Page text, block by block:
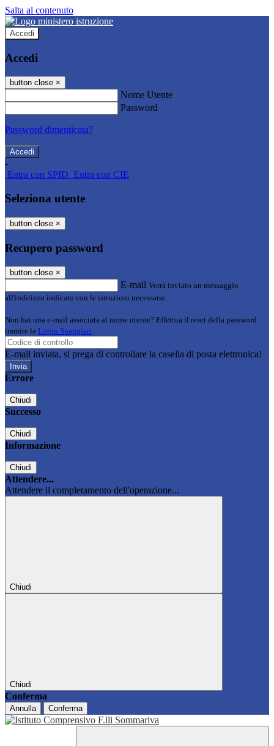
Salta al contenuto
Accedi
Accedi
button close ×
Nome Utente
Password
Password dimenticata?
-
Entra con SPID Entra con CIE
Seleziona utente
button close ×
Recupero password
button close ×
E-mail Verrà inviato un messaggio
all'indirizzo indicato con le istruzioni necessarie.
Non hai una e-mail associata al nome utente? Effettua il reset della password
tramite la Login Spaggiari
E-mail inviata, si prega di controllare la casella di posta elettronica!
Errore
Chiudi
Successo
Chiudi
Informazione
Chiudi
Attendere...
Attendere il completamento dell'operazione...
Chiudi
Chiudi
Conferma
Annulla Conferma